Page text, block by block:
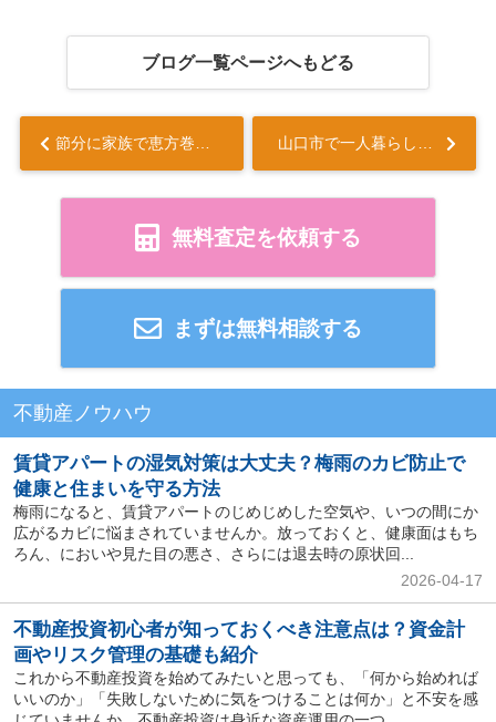
ブログ一覧ページへもどる
節分に家族で恵方巻を作るコツは？作り方や楽しみ方も紹介... 山口市で一人暮らしを始めるならどこが住みやすいエリア？学生や社会人に人気の地域を紹介...
無料査定を依頼する
まずは無料相談する
不動産ノウハウ
賃貸アパートの湿気対策は大丈夫？梅雨のカビ防止で
健康と住まいを守る方法
梅雨になると、賃貸アパートのじめじめした空気や、いつの間にか
広がるカビに悩まされていませんか。放っておくと、健康面はもち
ろん、においや見た目の悪さ、さらには退去時の原状回...
2026-04-17
不動産投資初心者が知っておくべき注意点は？資金計
画やリスク管理の基礎も紹介
これから不動産投資を始めてみたいと思っても、「何から始めれば
いいのか」「失敗しないために気をつけることは何か」と不安を感